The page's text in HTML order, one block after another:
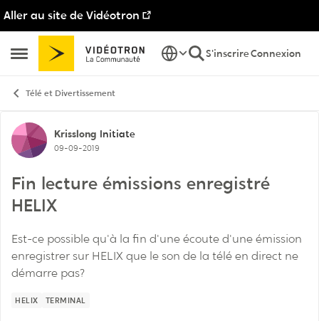
Aller au site de Vidéotron
Ouvrir Menu Latéral
Passer au contenu
S'inscrireConnexion
Télé et Divertissement
Discussion de forum
Krisslong Initiate
09-09-2019
Fin lecture émissions enregistré
HELIX
Est-ce possible qu'à la fin d'une écoute d'une émission
enregistrer sur HELIX que le son de la télé en direct ne
démarre pas?
HELIX TERMINAL